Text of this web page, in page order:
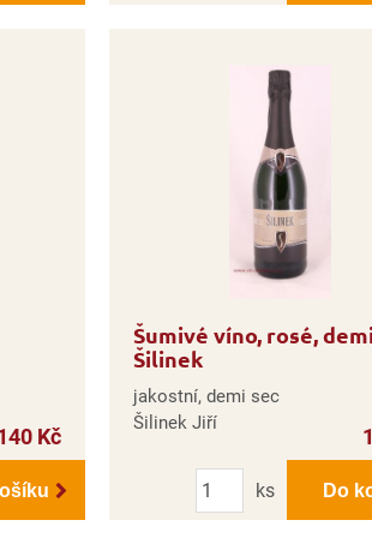
Kč
Šumivé víno, rosé,
Šilinek
jakostní, demi sec
Šilinek Jiří
Počet
ks
Do